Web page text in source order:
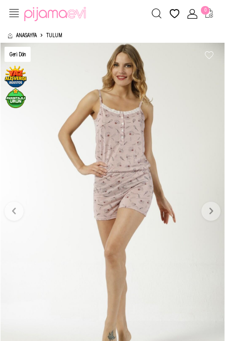
0
ANASAYFA TULUM
Geri Dön